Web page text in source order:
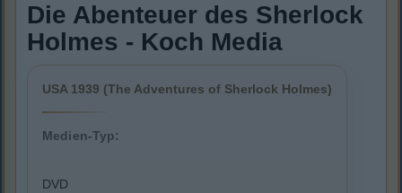
Die Abenteuer des Sherlock
Holmes - Koch Media
USA 1939 (The Adventures of Sherlock Holmes)
Medien-Typ:
DVD